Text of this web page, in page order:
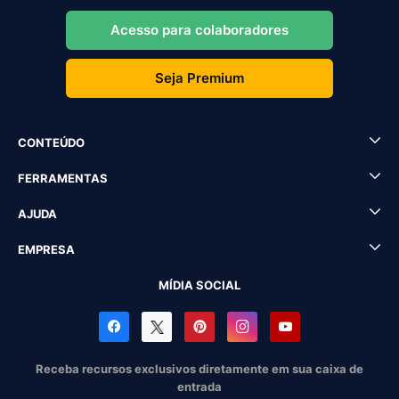
Acesso para colaboradores
Seja Premium
CONTEÚDO
FERRAMENTAS
AJUDA
EMPRESA
MÍDIA SOCIAL
Receba recursos exclusivos diretamente em sua caixa de
entrada